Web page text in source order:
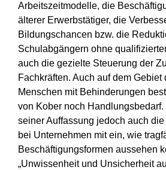
Arbeitszeitmodelle, die
älterer Erwerbstätiger, die
Bildungschancen bzw. die
Schulabgängern ohne
auch die gezielte Steuerung der
Fachkräften. Auch auf dem Gebiet
Menschen mit Behinderungen
von Kober noch
seiner Auffassung jedoch auch
bei Unternehmen mit ein, wie
Beschäftigungsformen aussehen
„Unwissenheit und Unsicherheit